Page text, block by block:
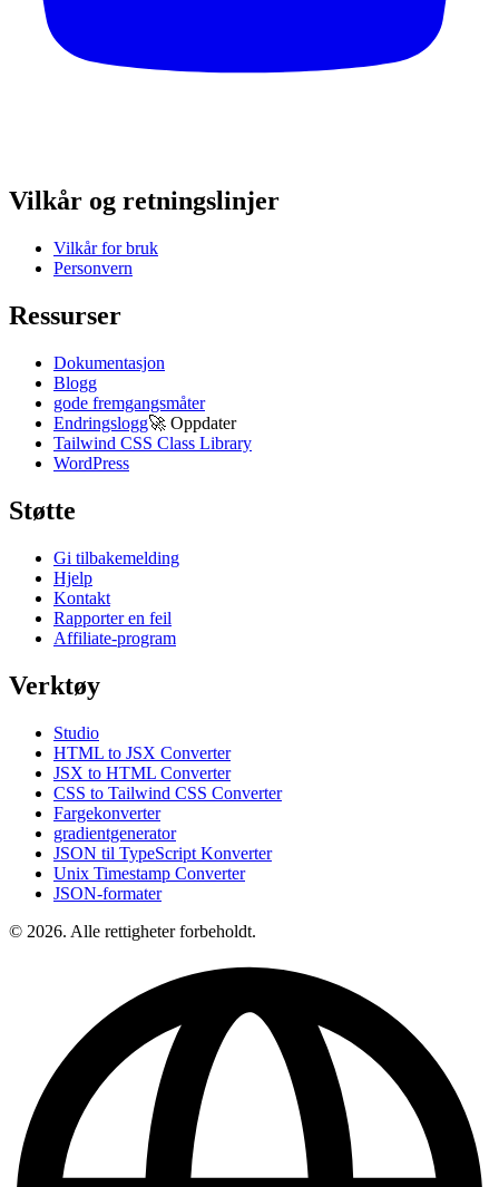
Vilkår og retningslinjer
Vilkår for bruk
Personvern
Ressurser
Dokumentasjon
Blogg
gode fremgangsmåter
Endringslogg🚀 Oppdater
Tailwind CSS Class Library
WordPress
Støtte
Gi tilbakemelding
Hjelp
Kontakt
Rapporter en feil
Affiliate-program
Verktøy
Studio
HTML to JSX Converter
JSX to HTML Converter
CSS to Tailwind CSS Converter
Fargekonverter
gradientgenerator
JSON til TypeScript Konverter
Unix Timestamp Converter
JSON-formater
© 2026. Alle rettigheter forbeholdt.